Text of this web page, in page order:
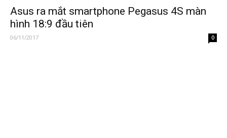
Asus ra mắt smartphone Pegasus 4S màn
hình 18:9 đầu tiên
06/11/2017 0